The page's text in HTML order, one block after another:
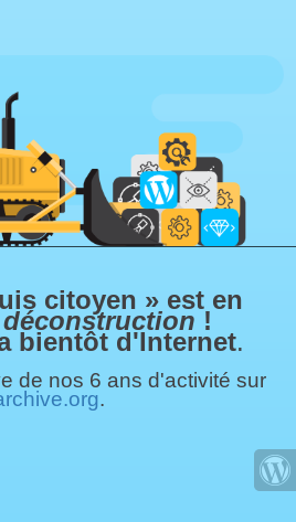
citoyen » est en
déconstruction !
bientôt d'Internet.
de nos 6 ans d'activité sur
.